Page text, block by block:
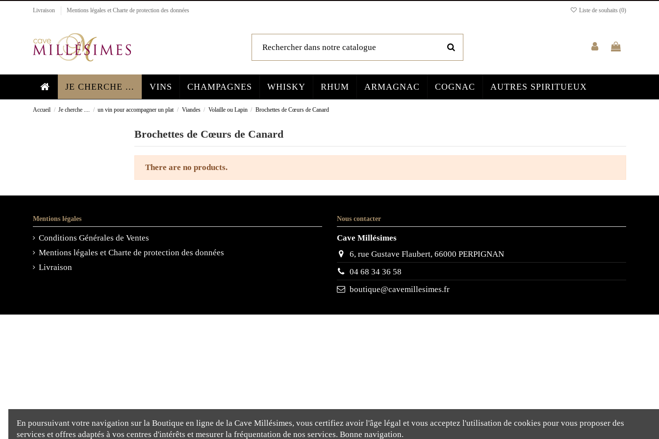
Livraison Mentions légales et Charte de protection des données Liste de souhaits (0)
JE CHERCHE ... VINS CHAMPAGNES WHISKY RHUM ARMAGNAC COGNAC AUTRES SPIRITUEUX
Accueil Je cherche .... un vin pour accompagner un plat Viandes Volaille ou Lapin Brochettes de Cœurs de Canard
Brochettes de Cœurs de Canard
There are no products.
Mentions légales
Conditions Générales de Ventes
Mentions légales et Charte de protection des données
Livraison
Nous contacter
Cave Millésimes
6, rue Gustave Flaubert, 66000 PERPIGNAN
04 68 34 36 58
boutique@cavemillesimes.fr
En poursuivant votre navigation sur la Boutique en ligne de la Cave Millésimes, vous certifiez avoir l'âge légal et vous acceptez l'utilisation de cookies pour vous proposer des
services et offres adaptés à vos centres d'intérêts et mesurer la fréquentation de nos services. Bonne navigation.